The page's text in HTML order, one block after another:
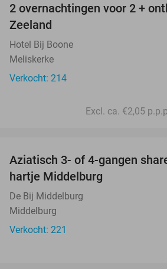
2 overnachtingen voor 2 +
Zeeland
Hotel Bij Boone
Meliskerke
Verkocht: 214
Excl. ca. €2,05
Aziatisch 3- of 4-gangen
hartje Middelburg
De Bij Middelburg
Middelburg
Verkocht: 221